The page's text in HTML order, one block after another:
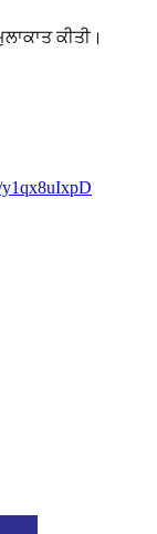
ਕੀਤੀ।